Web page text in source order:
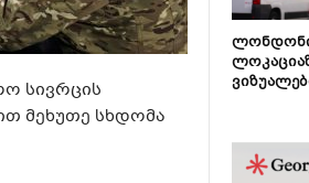
სივრცის
მეხუთე სხდომა